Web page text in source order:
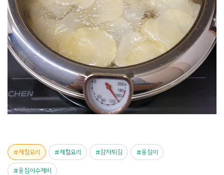
제철요리 제철요리 감자튀김 옹심이
옹심이수제비